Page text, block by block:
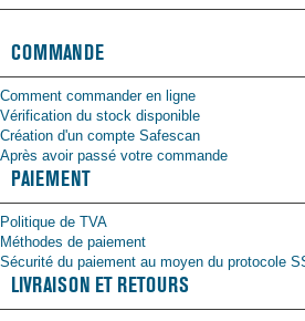
COMMANDE
Comment commander en ligne
Vérification du stock disponible
Création d'un compte Safescan
Après avoir passé votre commande
PAIEMENT
Politique de TVA
Méthodes de paiement
Sécurité du paiement au moyen du protocole
LIVRAISON ET RETOURS